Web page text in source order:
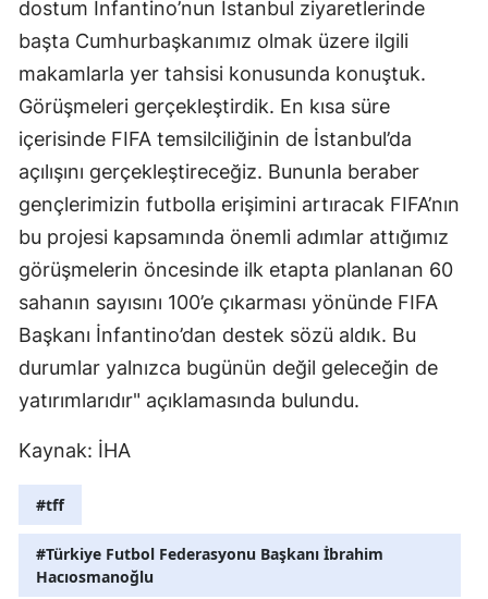
Bartın
Ardahan
Yalova
Karabük
Kilis
Düzce
dostum İnfantino’nun İstanbul ziyaretlerinde
başta Cumhurbaşkanımız olmak üzere ilgili
makamlarla yer tahsisi konusunda konuştuk.
Görüşmeleri gerçekleştirdik. En kısa süre
içerisinde FIFA temsilciliğinin de İstanbul’da
açılışını gerçekleştireceğiz. Bununla beraber
gençlerimizin futbolla erişimini artıracak FIFA’nın
bu projesi kapsamında önemli adımlar attığımız
görüşmelerin öncesinde ilk etapta planlanan 60
sahanın sayısını 100’e çıkarması yönünde FIFA
Başkanı İnfantino’dan destek sözü aldık. Bu
durumlar yalnızca bugünün değil geleceğin de
yatırımlarıdır" açıklamasında bulundu.
Kaynak: İHA
#tff
#Türkiye Futbol Federasyonu Başkanı İbrahim
Hacıosmanoğlu